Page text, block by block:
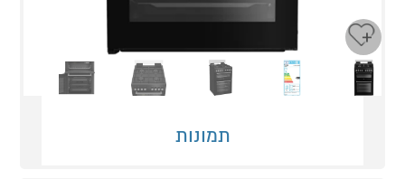
תמונות